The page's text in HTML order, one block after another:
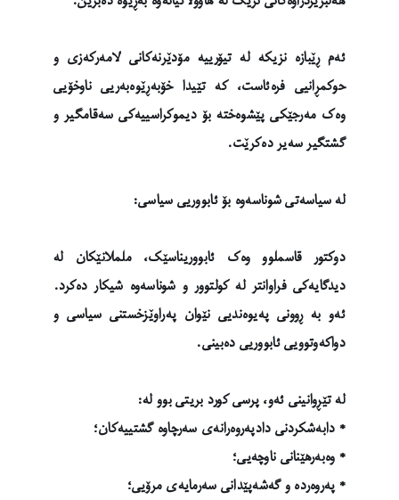
ئەم ڕێبازە نزیکە لە تیۆرییە مۆدێرنەکانی لامەرکەزی و
حوکمڕانیی فرەئاست، کە تێیدا خۆبەڕێوەبەریی ناوخۆیی
وەک مەرجێکی پێشوەختە بۆ دیموکراسییەکی سەقامگیر و
گشتگیر سەیر دەکرێت.
لە سیاسەتی شوناسەوە بۆ ئابووریی سیاسی:
دوکتور قاسملوو وەک ئابووریناسێک، ململانێکان لە
دیدگایەکی فراوانتر لە کولتوور و شوناسەوە شیکار دەکرد.
ئەو بە ڕوونی پەیوەندیی نێوان پەراوێزخستنی سیاسی و
دواکەوتوویی ئابووریی دەبینی.
لە تێڕوانینی ئەو، پرسی کورد بریتی بوو لە:
* دابەشکردنی دادپەروەرانەی سەرچاوە گشتییەکان؛
* وەبەرهێنانی ناوچەیی؛
* پەروەردە و گەشەپێدانی سەرمایەی مرۆیی؛